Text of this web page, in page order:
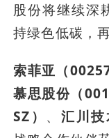
股份将继续深
持绿色低碳，
索菲亚（
慕思股份（
SZ） 、 汇川